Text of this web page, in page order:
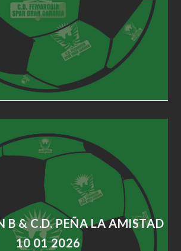
B & C.D. PEÑA LA AMISTAD
10 01 2026